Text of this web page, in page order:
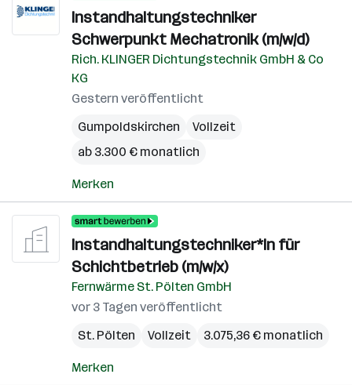
Instandhaltungstechniker
Schwerpunkt Mechatronik (m/w/d)
Rich. KLINGER Dichtungstechnik GmbH & Co
KG
Gestern veröffentlicht
Gumpoldskirchen
Vollzeit
ab 3.300 € monatlich
Merken
Instandhaltungstechniker*In für
Schichtbetrieb (m/w/x)
Fernwärme St. Pölten GmbH
vor 3 Tagen veröffentlicht
St. Pölten
Vollzeit 3.075,36 € monatlich
Merken